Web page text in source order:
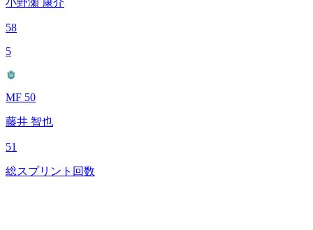
小野瀬 康介
58
5
MF 50
藤井 智也
51
総スプリント回数